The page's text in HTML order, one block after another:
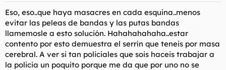
Eso, eso..que haya masacres en cada esquina..menos
evitar las peleas de bandas y las putas bandas
llamemosle a esto solución. Hahahahahaha..estar
contento por esto demuestra el serrín que teneis por masa
cerebral. A ver si tan policiales que sois haceis trabajar a
la policia un poquito porque me da que por uno no se